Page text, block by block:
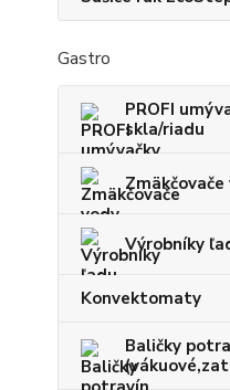
Gastro
PROFI
skla/riadu
Zmäkčovače
Výrobníky
Konvektomaty
Baličky